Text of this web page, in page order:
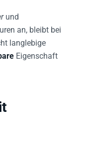
und
an, bleibt bei
langlebige
Eigenschaft